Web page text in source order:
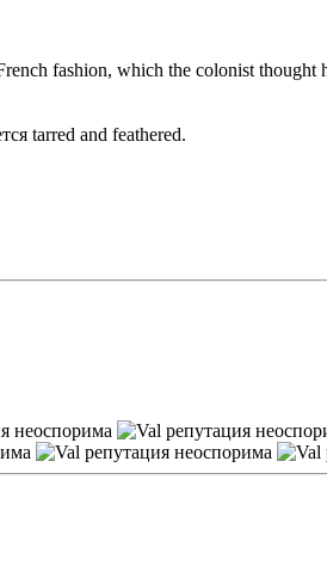
fashion, which the colonist
tarred and feathered.